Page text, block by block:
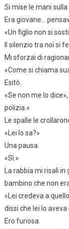
Si mise le mani
Era giovane…
«Un figlio non si
Il silenzio tra noi si
Mi sforzai di
«Come si chiama
Esitò.
«Se non me lo
polizia.»
Le spalle le
«Lei lo sa?»
Una pausa.
«Sì.»
La rabbia mi risalì in
bambino che non
«Lei credeva a
dissi che lei lo aveva
Ero furiosa.